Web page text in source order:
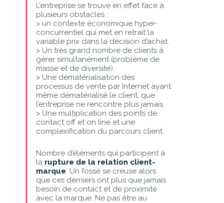
L’entreprise se trouve en effet face à
plusieurs obstacles :
> un contexte économique hyper-
concurrentiel qui met en retrait la
variable prix dans la décision d’achat.
> Un très grand nombre de clients à
gérer simultanément (problème de
masse et de diversité).
> Une dématérialisation des
processus de vente par Internet ayant
même dématérialisé le client, que
l’entreprise ne rencontre plus jamais.
> Une multiplication des points de
contact off et on line et une
complexification du parcours client.
Nombre d’éléments qui participent à
larupture de la relation client-
marque. Un fossé se creuse alors
que ces derniers ont plus que jamais
besoin de contact et de proximité
avec la marque. Ne pas être au